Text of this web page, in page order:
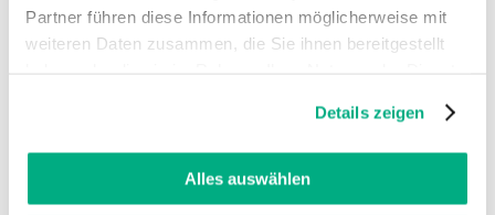
Partner führen diese Informationen möglicherweise mit
weiteren Daten zusammen, die Sie ihnen bereitgestellt
Cookies, wenn Sie unsere Webseite weiterhin nutzen.
Weitere Informationen finden Sie in
DatenschutzerklärungundImpressum
Details zeigen
Alles auswählen